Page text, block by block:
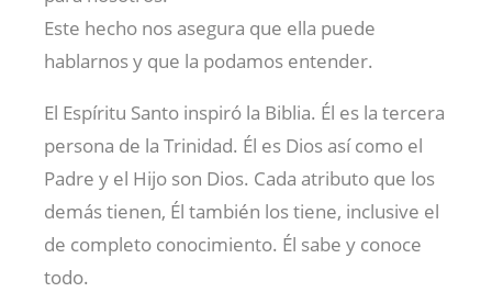
Este hecho nos asegura que ella puede
hablarnos y que la podamos entender.
El Espíritu Santo inspiró la Biblia. Él es la tercera
persona de la Trinidad. Él es Dios así como el
Padre y el Hijo son Dios. Cada atributo que los
demás tienen, Él también los tiene, inclusive el
de completo conocimiento. Él sabe y conoce
todo.